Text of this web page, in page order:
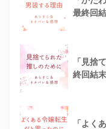
最終回
「見捨
終回結
「よく